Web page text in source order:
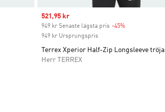
Sale price
521,95 kr
949 kr Senaste lägsta pris -45%
949 kr Ursprungspris
Terrex Xperior Half-Zip Longsleeve tröja
Herr TERREX